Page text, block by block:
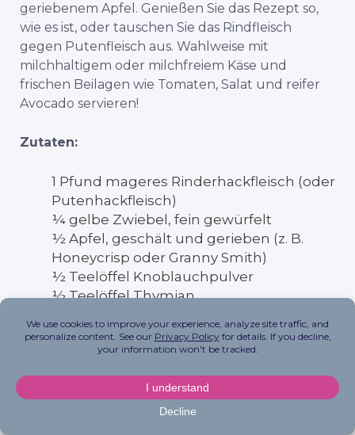
geriebenem Apfel. Genießen Sie das Rezept so,
wie es ist, oder tauschen Sie das Rindfleisch
gegen Putenfleisch aus. Wahlweise mit
milchhaltigem oder milchfreiem Käse und
frischen Beilagen wie Tomaten, Salat und reifer
Avocado servieren!
Zutaten:
1 Pfund mageres Rinderhackfleisch (oder
Putenhackfleisch)
¼ gelbe Zwiebel, fein gewürfelt
½ Apfel, geschält und gerieben (z. B.
Honeycrisp oder Granny Smith)
½ Teelöffel Knoblauchpulver
½ Teelöffel Thymian
Geschmack
Cheddar-Käse, wahlweise
Getreidefreie Tortillas, zum Servieren